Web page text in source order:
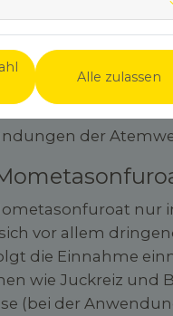
oder auch
Juckreizen
die Folgen von
der
nur
vor allem
die Einnahme
wie Juckreiz und
(bei der
Alle zulassen